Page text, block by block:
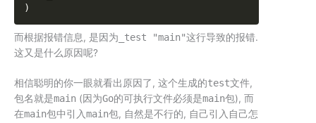
)
而根据报错信息, 是因为 _test "main"这行导致的报错.
这又是什么原因呢?
相信聪明的你一眼就看出原因了, 这个生成的test文件,
包名就是main (因为Go的可执行文件必须是main包), 而
在main包中引入main包, 自然是不行的, 自己引入自己怎